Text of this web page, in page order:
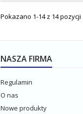
Pokazano 1-14 z 14 pozycji
NASZA FIRMA
Regulamin
O nas
Nowe produkty